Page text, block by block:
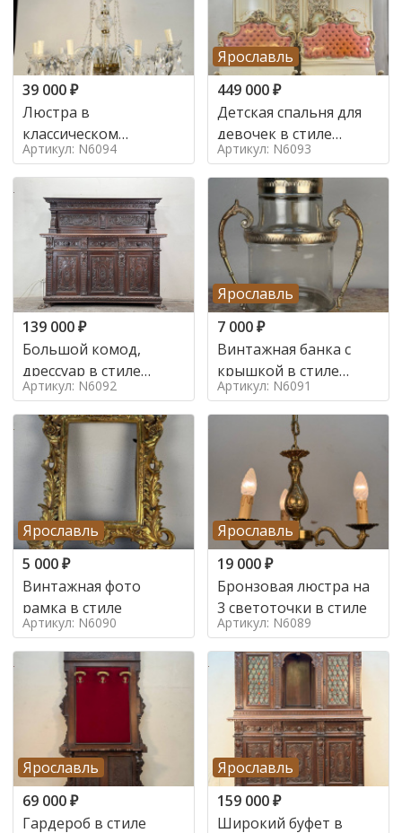
39 000₽
Люстра в
классическом
итальянском стиле на
10 ламп. в стиле
Артикул: N6094
Ярославль
449 000₽
Детская спальня для
девочек в стиле
итальянского барокко
в стиле
Артикул: N6093
139 000₽
Большой комод,
дрессуар в стиле
ренессанс,
Артикул: N6092
Ярославль
7 000₽
Винтажная банка с
крышкой в стиле
Италия,
Артикул: N6091
Ярославль
5 000₽
Винтажная фото
рамка в стиле
Артикул: N6090
Ярославль
19 000₽
Бронзовая люстра на
3 светоточки в стиле
Артикул: N6089
Ярославль
69 000₽
Гардероб в стиле
Ярославль
159 000₽
Широкий буфет в